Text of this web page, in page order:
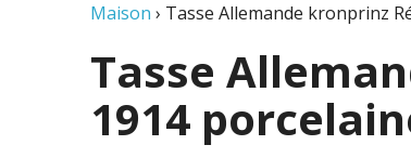
Maison › Tasse Allemande kronprinz
Tasse
1914